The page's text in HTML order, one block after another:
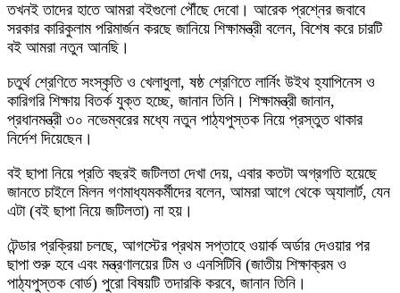
তখনই তাদের হাতে আমরা বইগুলো পৌঁছে দেবো। আরেক প্রশ্নের জবাবে
সরকার কারিকুলাম পরিমার্জন করছে জানিয়ে শিক্ষামন্ত্রী বলেন, বিশেষ করে চারটি
বই আমরা নতুন আনছি।
চতুর্থ শ্রেণিতে সংস্কৃতি ও খেলাধুলা, ষষ্ঠ শ্রেণিতে লার্নিং উইথ হ্যাপিনেস ও
কারিগরি শিক্ষায় বিতর্ক যুক্ত হচ্ছে, জানান তিনি। শিক্ষামন্ত্রী জানান,
প্রধানমন্ত্রী ৩০ নভেম্বরের মধ্যে নতুন পাঠ্যপুস্তক নিয়ে প্রস্তুত থাকার
নির্দেশ দিয়েছেন।
বই ছাপা নিয়ে প্রতি বছরই জটিলতা দেখা দেয়, এবার কতটা অগ্রগতি হয়েছে
জানতে চাইলে মিলন গণমাধ্যমকর্মীদের বলেন, আমরা আগে থেকে অ্যালার্ট, যেন
এটা (বই ছাপা নিয়ে জটিলতা) না হয়।
টেন্ডার প্রক্রিয়া চলছে, আগস্টের প্রথম সপ্তাহে ওয়ার্ক অর্ডার দেওয়ার পর
ছাপা শুরু হবে এবং মন্ত্রণালয়ের টিম ও এনসিটিবি (জাতীয় শিক্ষাক্রম ও
পাঠ্যপুস্তক বোর্ড) পুরো বিষয়টি তদারকি করবে, জানান তিনি।